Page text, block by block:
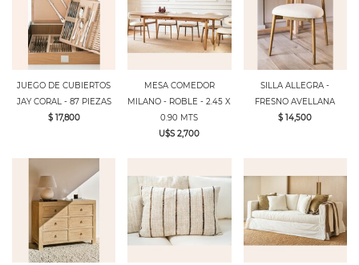
JUEGO DE CUBIERTOS
JAY CORAL - 87 PIEZAS
$ 17,800
MESA COMEDOR
MILANO - ROBLE - 2.45 X
0.90 MTS
U$S 2,700
SILLA ALLEGRA -
FRESNO AVELLANA
$ 14,500